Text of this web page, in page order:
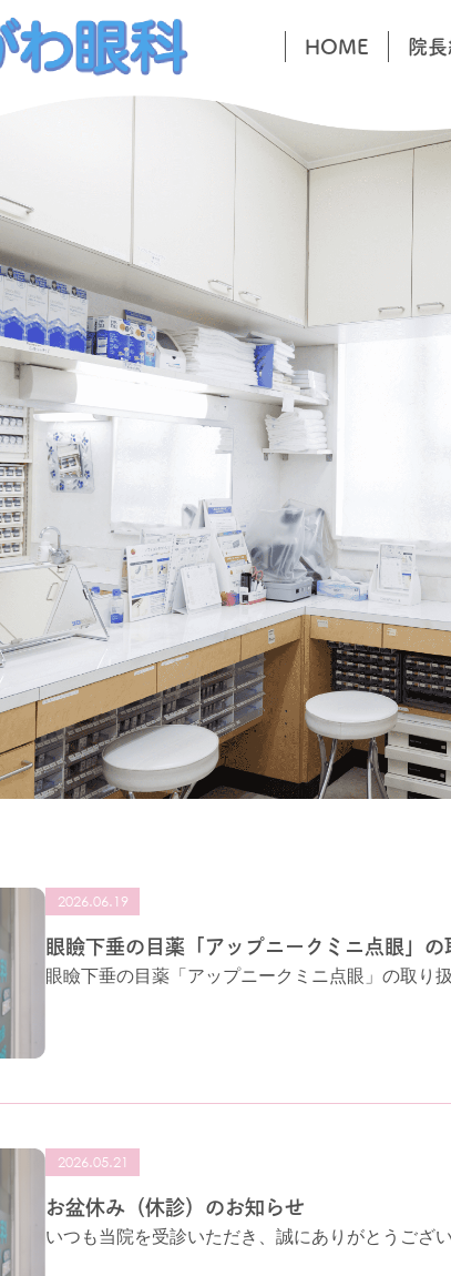
HOME 院
2026.06.19
眼瞼下垂の目薬「アップニークミニ点眼」
眼瞼下垂の目薬「アップニークミニ点眼」の取
2026.05.21
お盆休み（休診）のお知らせ
いつも当院を受診いただき、誠にありがとうご